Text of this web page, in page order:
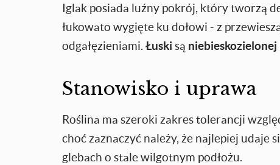
Iglak posiada luźny pokrój, który tworzą
łukowato wygięte ku dołowi - z
odgałęzieniami. Łuski są
Stanowisko i uprawa
Roślina ma szeroki zakres tolerancji
choć zaznaczyć należy, że najlepiej udaje
glebach o stale wilgotnym podłożu.